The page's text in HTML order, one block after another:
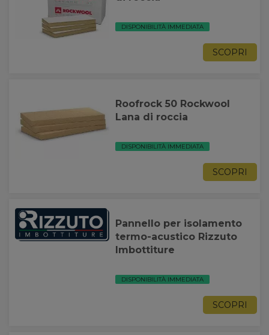
DISPONIBILITÀ IMMEDIATA
SCOPRI
Roofrock 50 Rockwool
Lana di roccia
DISPONIBILITÀ IMMEDIATA
SCOPRI
Pannello per isolamento
termo-acustico Rizzuto
Imbottiture
DISPONIBILITÀ IMMEDIATA
SCOPRI